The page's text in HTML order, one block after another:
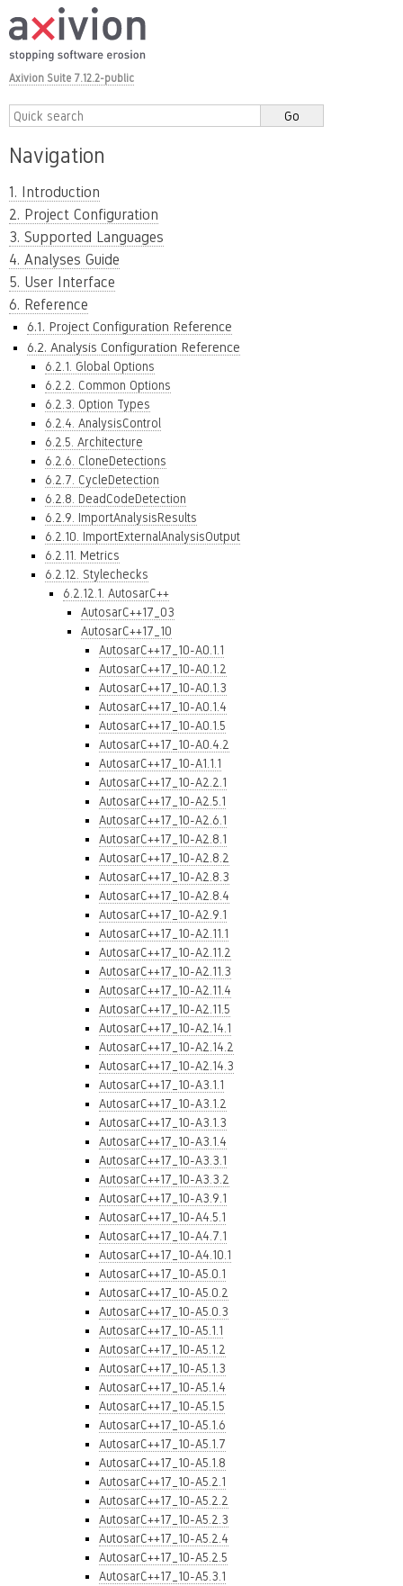
Axivion Suite 7.12.2-public
Navigation
1. Introduction
2. Project Configuration
3. Supported Languages
4. Analyses Guide
5. User Interface
6. Reference
6.1. Project Configuration Reference
6.2. Analysis Configuration Reference
6.2.1. Global Options
6.2.2. Common Options
6.2.3. Option Types
6.2.4. AnalysisControl
6.2.5. Architecture
6.2.6. CloneDetections
6.2.7. CycleDetection
6.2.8. DeadCodeDetection
6.2.9. ImportAnalysisResults
6.2.10. ImportExternalAnalysisOutput
6.2.11. Metrics
6.2.12. Stylechecks
6.2.12.1. AutosarC++
AutosarC++17_03
AutosarC++17_10
AutosarC++17_10-A0.1.1
AutosarC++17_10-A0.1.2
AutosarC++17_10-A0.1.3
AutosarC++17_10-A0.1.4
AutosarC++17_10-A0.1.5
AutosarC++17_10-A0.4.2
AutosarC++17_10-A1.1.1
AutosarC++17_10-A2.2.1
AutosarC++17_10-A2.5.1
AutosarC++17_10-A2.6.1
AutosarC++17_10-A2.8.1
AutosarC++17_10-A2.8.2
AutosarC++17_10-A2.8.3
AutosarC++17_10-A2.8.4
AutosarC++17_10-A2.9.1
AutosarC++17_10-A2.11.1
AutosarC++17_10-A2.11.2
AutosarC++17_10-A2.11.3
AutosarC++17_10-A2.11.4
AutosarC++17_10-A2.11.5
AutosarC++17_10-A2.14.1
AutosarC++17_10-A2.14.2
AutosarC++17_10-A2.14.3
AutosarC++17_10-A3.1.1
AutosarC++17_10-A3.1.2
AutosarC++17_10-A3.1.3
AutosarC++17_10-A3.1.4
AutosarC++17_10-A3.3.1
AutosarC++17_10-A3.3.2
AutosarC++17_10-A3.9.1
AutosarC++17_10-A4.5.1
AutosarC++17_10-A4.7.1
AutosarC++17_10-A4.10.1
AutosarC++17_10-A5.0.1
AutosarC++17_10-A5.0.2
AutosarC++17_10-A5.0.3
AutosarC++17_10-A5.1.1
AutosarC++17_10-A5.1.2
AutosarC++17_10-A5.1.3
AutosarC++17_10-A5.1.4
AutosarC++17_10-A5.1.5
AutosarC++17_10-A5.1.6
AutosarC++17_10-A5.1.7
AutosarC++17_10-A5.1.8
AutosarC++17_10-A5.2.1
AutosarC++17_10-A5.2.2
AutosarC++17_10-A5.2.3
AutosarC++17_10-A5.2.4
AutosarC++17_10-A5.2.5
AutosarC++17_10-A5.3.1